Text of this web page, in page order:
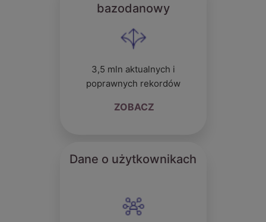
bazodanowy
3,5 mln aktualnych i
poprawnych rekordów
ZOBACZ
Dane o użytkownikach